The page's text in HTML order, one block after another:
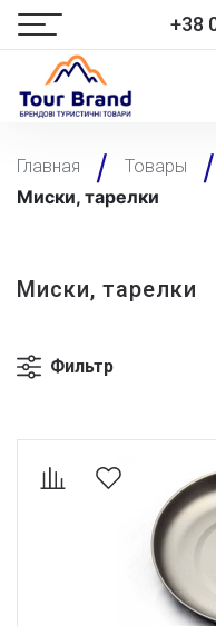
+38
Главная Товары
Миски, тарелки
Миски, тарелки
Фильтр